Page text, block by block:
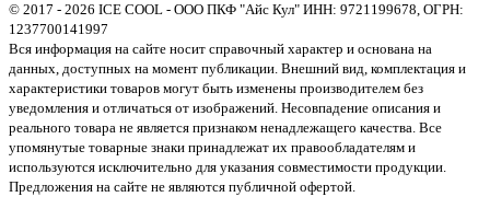
© 2017 - 2026 ICE COOL - ООО ПКФ "Айс Кул" ИНН: 9721199678, ОГРН:
1237700141997
Вся информация на сайте носит справочный характер и основана на
данных, доступных на момент публикации. Внешний вид, комплектация и
характеристики товаров могут быть изменены производителем без
уведомления и отличаться от изображений. Несовпадение описания и
реального товара не является признаком ненадлежащего качества. Все
упомянутые товарные знаки принадлежат их правообладателям и
используются исключительно для указания совместимости продукции.
Предложения на сайте не являются публичной офертой.